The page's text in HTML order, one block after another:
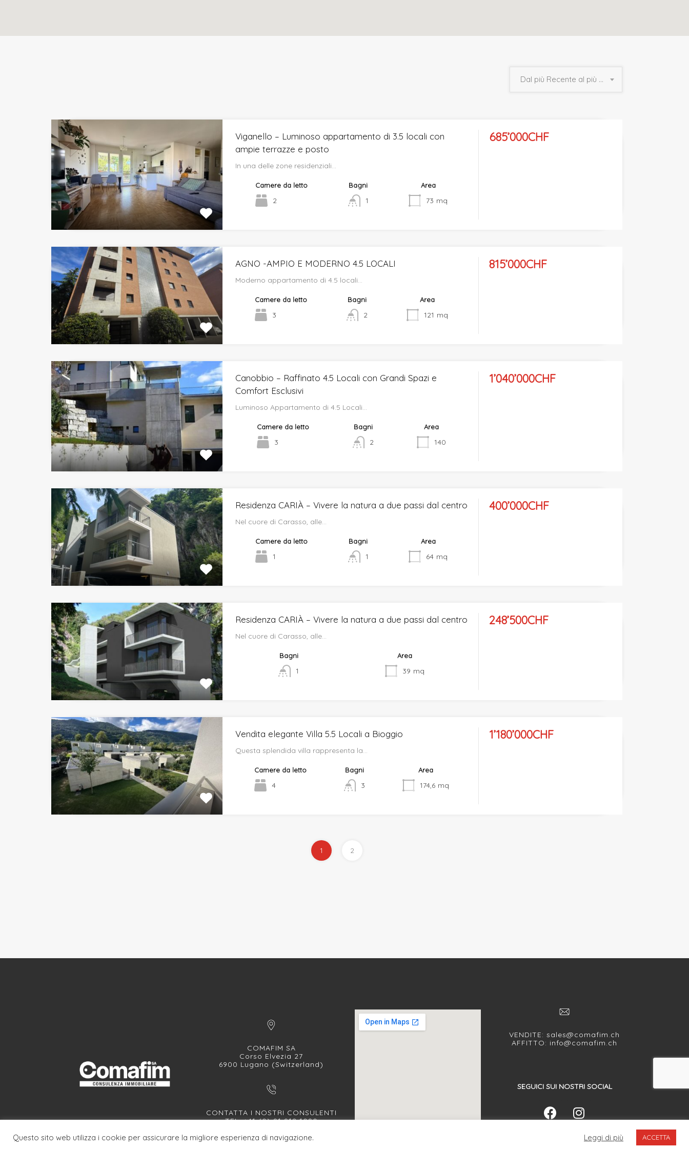
Dal più Recente al più Vecchio
Viganello – Luminoso appartamento di 3.5 locali con
ampie terrazze e posto
In una delle zone residenziali…
Camere da letto
2
Bagni
1
Area
73 mq
685’000CHF
AGNO -AMPIO E MODERNO 4.5 LOCALI
Moderno appartamento di 4.5 locali…
Camere da letto
3
Bagni
2
Area
121 mq
815’000CHF
Canobbio – Raffinato 4.5 Locali con Grandi Spazi e
Comfort Esclusivi
Luminoso Appartamento di 4.5 Locali…
Camere da letto
3
Bagni
2
Area
140
1’040’000CHF
Residenza CARIÀ – Vivere la natura a due passi dal centro
Nel cuore di Carasso, alle…
Camere da letto
1
Bagni
1
Area
64 mq
400’000CHF
Residenza CARIÀ – Vivere la natura a due passi dal centro
Nel cuore di Carasso, alle…
Bagni
1
Area
39 mq
248’500CHF
Vendita elegante Villa 5.5 Locali a Bioggio
Questa splendida villa rappresenta la…
Camere da letto
4
Bagni
3
Area
174,6 mq
1’180’000CHF
1 2
COMAFIM SA
Corso Elvezia 27
6900 Lugano (Switzerland)
CONTATTA I NOSTRI CONSULENTI
TEL. +41 (0) 91 912 1090
VENDITE: sales@comafim.ch
AFFITTO: info@comafim.ch
SEGUICI SUI NOSTRI SOCIAL
Questo sito web utilizza i cookie per assicurare la migliore esperienza di navigazione. Leggi di più ACCETTA